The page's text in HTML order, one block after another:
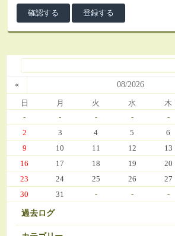
« 08/2026
日 月 火 水 木
- - - - -
2
3 4 5 6
9
10 11 12 13
16
17 18 19 20
23
24 25 26 27
30
31 - - -
過去ログ